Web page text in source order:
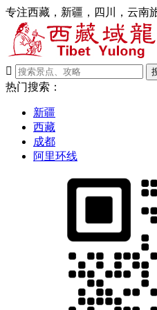
专注西藏，新疆，四川，云南

热门搜索：
新疆
西藏
成都
阿里环线